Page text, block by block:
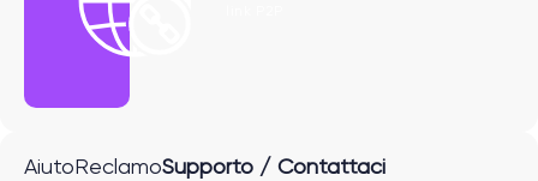
Aiuto ReclamoSupporto / Contattaci